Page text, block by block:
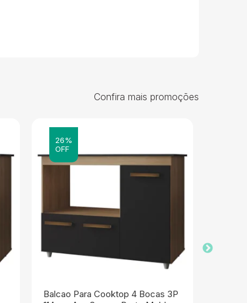
Confira mais promoções
26%
OFF
Balcao Para Cooktop 4 Bocas 3P